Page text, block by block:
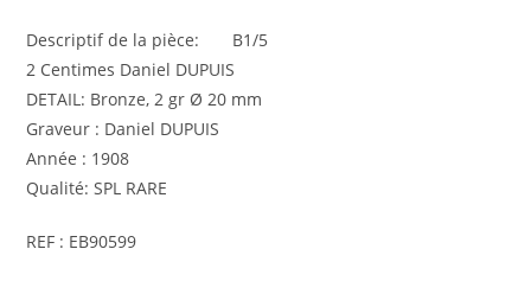
Descriptif de la pièce: B1/5
2 Centimes Daniel DUPUIS
DETAIL: Bronze, 2 gr Ø 20 mm
Graveur : Daniel DUPUIS
Année : 1908
Qualité: SPL RARE
REF : EB90599